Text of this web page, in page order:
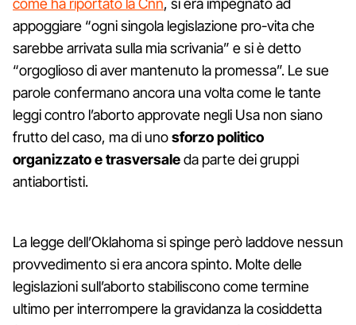
come ha riportato la Cnn, si era impegnato ad
appoggiare “ogni singola legislazione pro-vita che
sarebbe arrivata sulla mia scrivania” e si è detto
“orgoglioso di aver mantenuto la promessa”. Le sue
parole confermano ancora una volta come le tante
leggi contro l’aborto approvate negli Usa non siano
frutto del caso, ma di unosforzo politico
organizzato e trasversaleda parte dei gruppi
antiabortisti.
La legge dell’Oklahoma si spinge però laddove nessun
provvedimento si era ancora spinto. Molte delle
legislazioni sull’aborto stabiliscono come termine
ultimo per interrompere la gravidanza la cosiddetta